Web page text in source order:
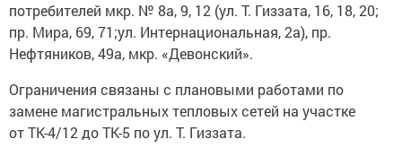
потребителей мкр. № 8а, 9, 12 (ул. Т. Гиззата, 16, 18, 20;
пр. Мира, 69, 71;ул. Интернациональная, 2а), пр.
Нефтяников, 49а, мкр. «Девонский».
Ограничения связаны с плановыми работами по
замене магистральных тепловых сетей на участке
от ТК-4/12 до ТК-5 по ул. Т. Гиззата.